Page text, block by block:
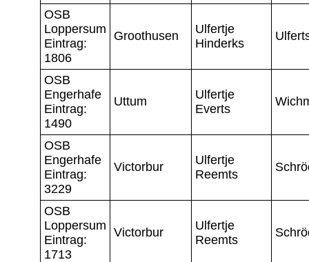
OSB
Loppersum
Eintrag:
1806
Groothusen
Ulfertje
Hinderks
OSB
Engerhafe
Eintrag:
1490
Uttum
Ulfertje
Everts
OSB
Engerhafe
Eintrag:
3229
Victorbur
Ulfertje
Reemts
OSB
Loppersum
Eintrag:
1713
Victorbur
Ulfertje
Reemts